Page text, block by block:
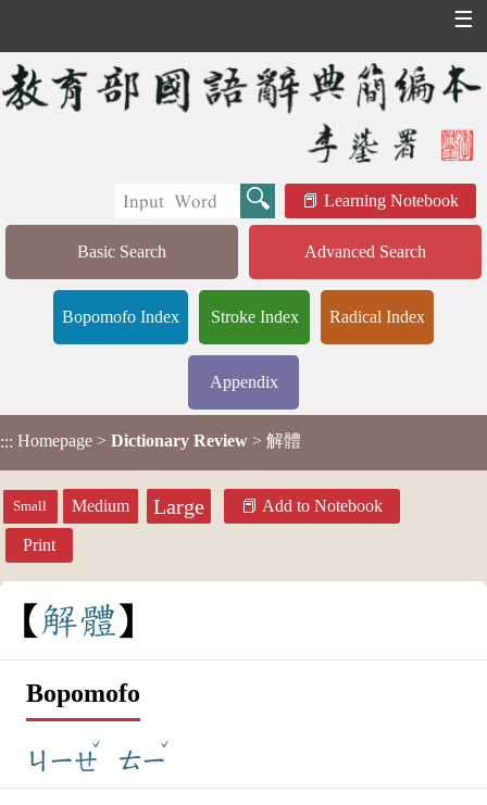
☰
Learning Notebook
Basic Search Advanced Search
Bopomofo Index Stroke Index Radical Index
Appendix
::: Homepage > Dictionary Review > 解體
Small Medium Large Add to Notebook
Print
解體
Bopomofo
ㄐㄧㄝ
ˇ
ㄊㄧ
ˇ